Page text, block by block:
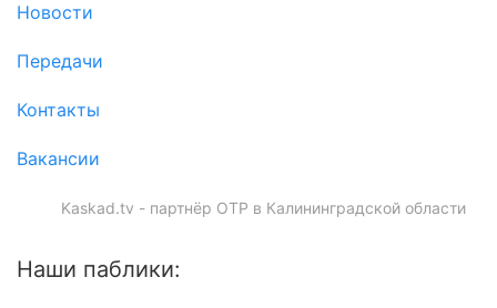
Новости
Передачи
Контакты
Вакансии
Kaskad.tv - партнёр ОТР в Калининградской области
Наши паблики: